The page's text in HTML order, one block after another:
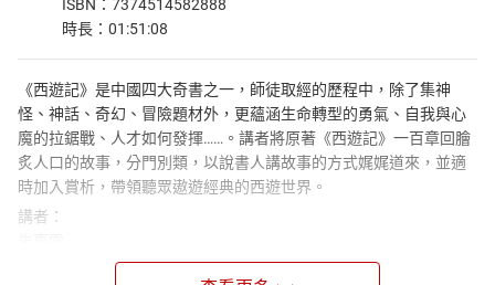
ISBN：7374514582888
時長：01:51:08
《西遊記》是中國四大奇書之一，師徒取經的歷程中，除了集神
怪、神話、奇幻、冒險題材外，更蘊涵生命轉型的勇氣、自我與心
魔的拉鋸戰、人才如何發揮……。講者將原著《西遊記》一百章回膾
炙人口的故事，分門別類，以說書人講故事的方式娓娓道來，並適
時加入賞析，帶領聽眾遨遊經典的西遊世界。
講者：
國立中央大學中國文學博士，國立宜蘭大學人文暨科學教育中心副